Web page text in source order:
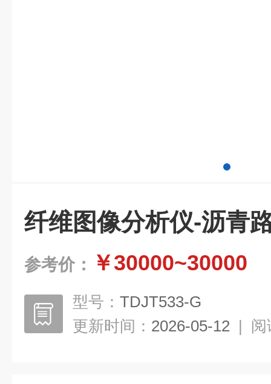
纤维图像分析仪-沥青
参考价： ￥30000~30000
型号： TDJT533-G
更新时间： 2026-05-12 | 阅